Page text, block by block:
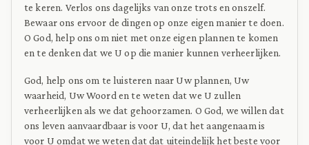
te keren. Verlos ons dagelijks van onze trots en onszelf.
Bewaar ons ervoor de dingen op onze eigen manier te doen.
O God, help ons om niet met onze eigen plannen te komen
en te denken dat we U op die manier kunnen verheerlijken.
God, help ons om te luisteren naar Uw plannen, Uw
waarheid, Uw Woord en te weten dat we U zullen
verheerlijken als we dat gehoorzamen. O God, we willen dat
ons leven aanvaardbaar is voor U, dat het aangenaam is
voor U omdat we weten dat dat uiteindelijk het beste voor